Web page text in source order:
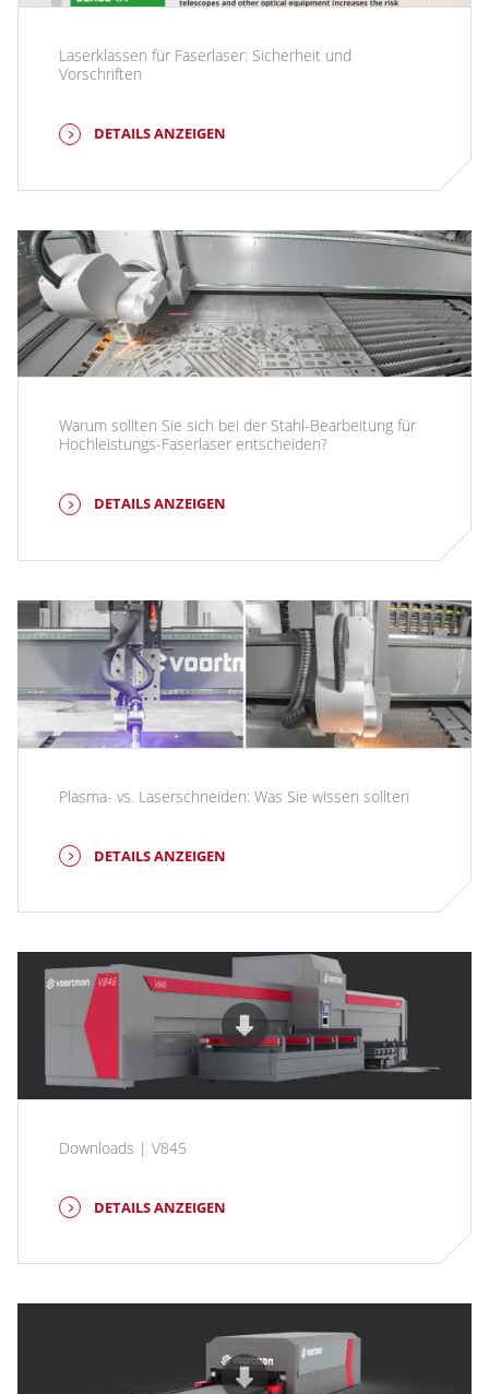
Laserklassen für Faserlaser: Sicherheit und
Vorschriften
DETAILS ANZEIGEN
Warum sollten Sie sich bei der Stahl-Bearbeitung für
Hochleistungs-Faserlaser entscheiden?
DETAILS ANZEIGEN
Plasma- vs. Laserschneiden: Was Sie wissen sollten
DETAILS ANZEIGEN
Downloads | V845
DETAILS ANZEIGEN